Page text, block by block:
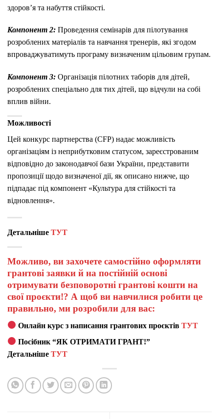
здоров’я та набуття стійкості.
Компонент 2: Проведення семінарів для пілотування
розроблених матеріалів та навчання тренерів, які згодом
впроваджуватимуть програму визначеним цільовим групам.
Компонент 3: Організація пілотних таборів для дітей,
розроблених спеціально для тих дітей, що відчули на собі
вплив війни.
Можливості
Цей конкурс партнерства (CFP) надає можливість
організаціям із неприбутковим статусом, зареєстрованим
відповідно до законодавчої бази України, представити
пропозиції щодо визначеної дії, як описано нижче, що
підпадає під компонент «Культура для стійкості та
відновлення».
Детальніше ТУТ
Можливо, ви захочете самостійно оформляти
грантові заявки й на постійній основі
отримувати безповоротні грантові кошти на
свої проєкти!? А щоб ви навчилися робити це
правильно, ми розробили для вас:
Онлайн курс з написання грантових проєктівТУТ
Посібник “ЯК ОТРИМАТИ ГРАНТ!”
Детальніше ТУТ